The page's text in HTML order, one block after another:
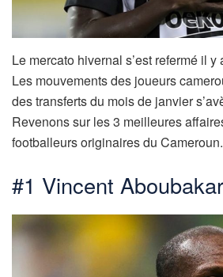
Le mercato hivernal s’est refermé il
Les mouvements des joueurs
des transferts du mois de janvier
Revenons sur les 3 meilleures
footballeurs originaires du Cameroun.
#1 Vincent Aboubakar